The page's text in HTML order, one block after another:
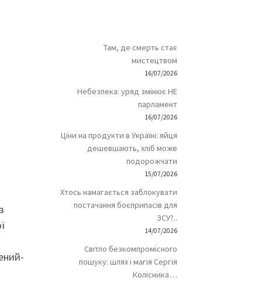
Там, де смерть стає
мистецтвом
16/07/2026
Небезпека: уряд змінює НЕ
парламент
16/07/2026
Ціни на продукти в Україні: яйця
дешевшають, хліб може
подорожчати
15/07/2026
Хтось намагається заблокувати
постачання боєприпасів для
ЗСУ?..
14/07/2026
Світло безкомпромісного
пошуку: шлях і магія Сергія
Колісника…